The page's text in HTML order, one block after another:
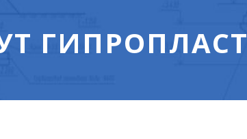
ГИПРОПЛАСТ